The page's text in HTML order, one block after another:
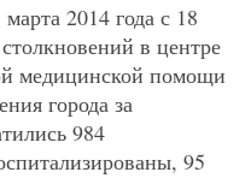
2014 года с 18
в центре
медицинской помощи
города за
984
95